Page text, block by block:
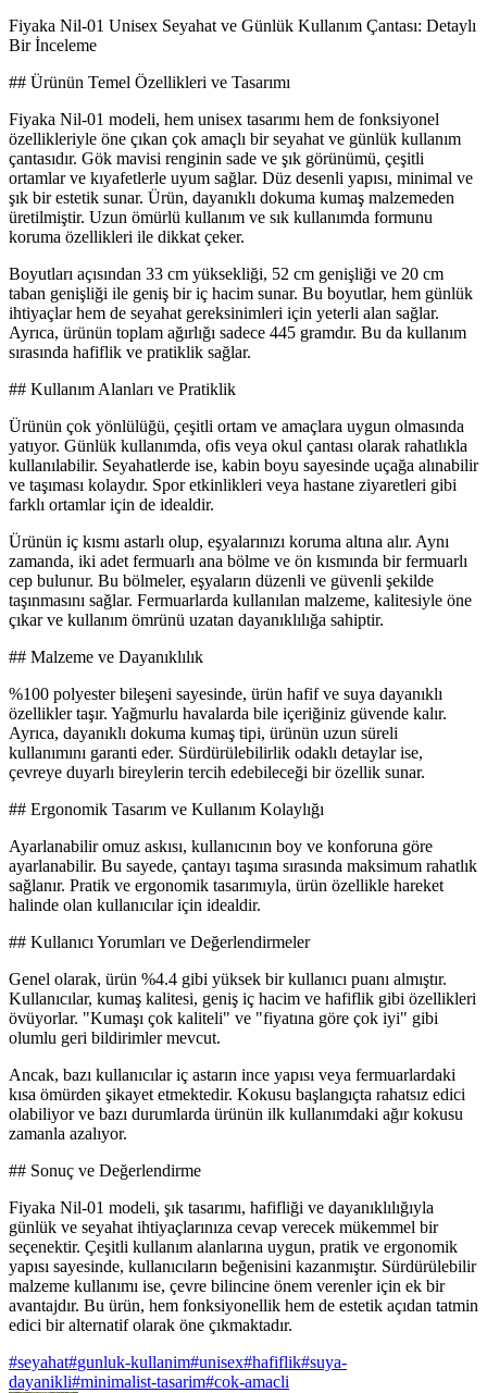
Fiyaka Nil-01 Unisex Seyahat ve Günlük Kullanım Çantası: Detaylı
Bir İnceleme
## Ürünün Temel Özellikleri ve Tasarımı
Fiyaka Nil-01 modeli, hem unisex tasarımı hem de fonksiyonel
özellikleriyle öne çıkan çok amaçlı bir seyahat ve günlük kullanım
çantasıdır. Gök mavisi renginin sade ve şık görünümü, çeşitli
ortamlar ve kıyafetlerle uyum sağlar. Düz desenli yapısı, minimal ve
şık bir estetik sunar. Ürün, dayanıklı dokuma kumaş malzemeden
üretilmiştir. Uzun ömürlü kullanım ve sık kullanımda formunu
koruma özellikleri ile dikkat çeker.
Boyutları açısından 33 cm yüksekliği, 52 cm genişliği ve 20 cm
taban genişliği ile geniş bir iç hacim sunar. Bu boyutlar, hem günlük
ihtiyaçlar hem de seyahat gereksinimleri için yeterli alan sağlar.
Ayrıca, ürünün toplam ağırlığı sadece 445 gramdır. Bu da kullanım
sırasında hafiflik ve pratiklik sağlar.
## Kullanım Alanları ve Pratiklik
Ürünün çok yönlülüğü, çeşitli ortam ve amaçlara uygun olmasında
yatıyor. Günlük kullanımda, ofis veya okul çantası olarak rahatlıkla
kullanılabilir. Seyahatlerde ise, kabin boyu sayesinde uçağa alınabilir
ve taşıması kolaydır. Spor etkinlikleri veya hastane ziyaretleri gibi
farklı ortamlar için de idealdir.
Ürünün iç kısmı astarlı olup, eşyalarınızı koruma altına alır. Aynı
zamanda, iki adet fermuarlı ana bölme ve ön kısmında bir fermuarlı
cep bulunur. Bu bölmeler, eşyaların düzenli ve güvenli şekilde
taşınmasını sağlar. Fermuarlarda kullanılan malzeme, kalitesiyle öne
çıkar ve kullanım ömrünü uzatan dayanıklılığa sahiptir.
## Malzeme ve Dayanıklılık
%100 polyester bileşeni sayesinde, ürün hafif ve suya dayanıklı
özellikler taşır. Yağmurlu havalarda bile içeriğiniz güvende kalır.
Ayrıca, dayanıklı dokuma kumaş tipi, ürünün uzun süreli
kullanımını garanti eder. Sürdürülebilirlik odaklı detaylar ise,
çevreye duyarlı bireylerin tercih edebileceği bir özellik sunar.
## Ergonomik Tasarım ve Kullanım Kolaylığı
Ayarlanabilir omuz askısı, kullanıcının boy ve konforuna göre
ayarlanabilir. Bu sayede, çantayı taşıma sırasında maksimum rahatlık
sağlanır. Pratik ve ergonomik tasarımıyla, ürün özellikle hareket
halinde olan kullanıcılar için idealdir.
## Kullanıcı Yorumları ve Değerlendirmeler
Genel olarak, ürün %4.4 gibi yüksek bir kullanıcı puanı almıştır.
Kullanıcılar, kumaş kalitesi, geniş iç hacim ve hafiflik gibi özellikleri
övüyorlar. "Kumaşı çok kaliteli" ve "fiyatına göre çok iyi" gibi
olumlu geri bildirimler mevcut.
Ancak, bazı kullanıcılar iç astarın ince yapısı veya fermuarlardaki
kısa ömürden şikayet etmektedir. Kokusu başlangıçta rahatsız edici
olabiliyor ve bazı durumlarda ürünün ilk kullanımdaki ağır kokusu
zamanla azalıyor.
## Sonuç ve Değerlendirme
Fiyaka Nil-01 modeli, şık tasarımı, hafifliği ve dayanıklılığıyla
günlük ve seyahat ihtiyaçlarınıza cevap verecek mükemmel bir
seçenektir. Çeşitli kullanım alanlarına uygun, pratik ve ergonomik
yapısı sayesinde, kullanıcıların beğenisini kazanmıştır. Sürdürülebilir
malzeme kullanımı ise, çevre bilincine önem verenler için ek bir
avantajdır. Bu ürün, hem fonksiyonellik hem de estetik açıdan tatmin
edici bir alternatif olarak öne çıkmaktadır.
#seyahat#gunluk-kullanim#unisex#hafiflik#suya-
dayanikli#minimalist-tasarim#cok-amacli